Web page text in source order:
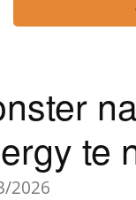
te
2026